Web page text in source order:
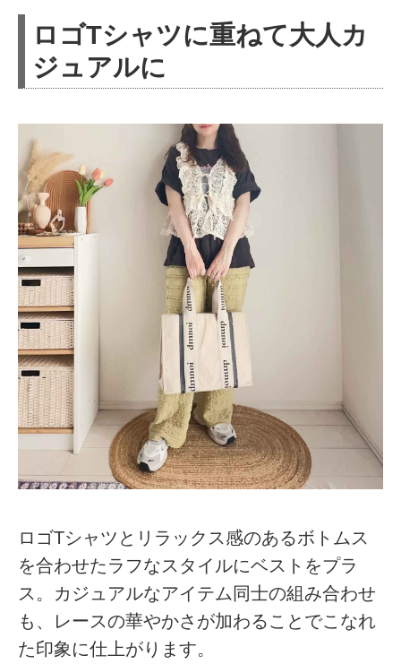
ロゴTシャツに重ねて大人カ
ジュアルに
ロゴTシャツとリラックス感のあるボトムス
を合わせたラフなスタイルにベストをプラ
ス。カジュアルなアイテム同士の組み合わせ
も、レースの華やかさが加わることでこなれ
た印象に仕上がります。